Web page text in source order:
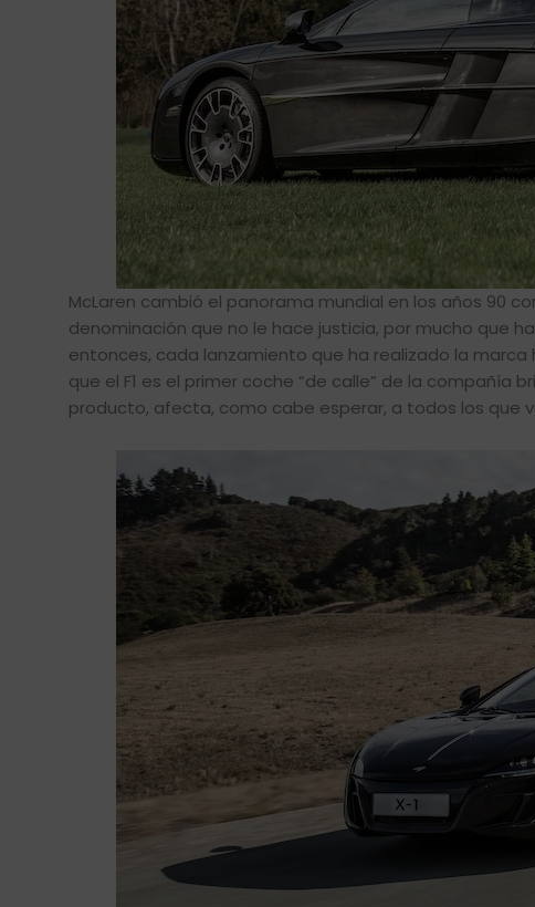
McLaren cambió el panorama mundial en los años 90
denominación que no le hace justicia, por mucho que
entonces, cada lanzamiento que ha realizado la
que el F1 es el primer coche “de calle” de la
producto, afecta, como cabe esperar, a todos los que